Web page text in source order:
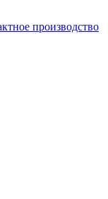
производство